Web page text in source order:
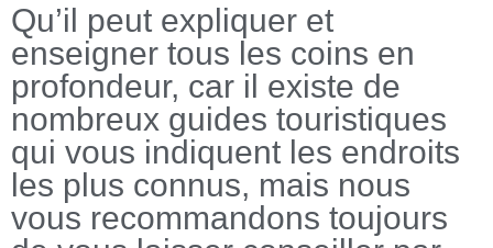
Qu’il peut expliquer et
enseigner tous les coins en
profondeur, car il existe de
nombreux guides touristiques
qui vous indiquent les endroits
les plus connus, mais nous
vous recommandons toujours